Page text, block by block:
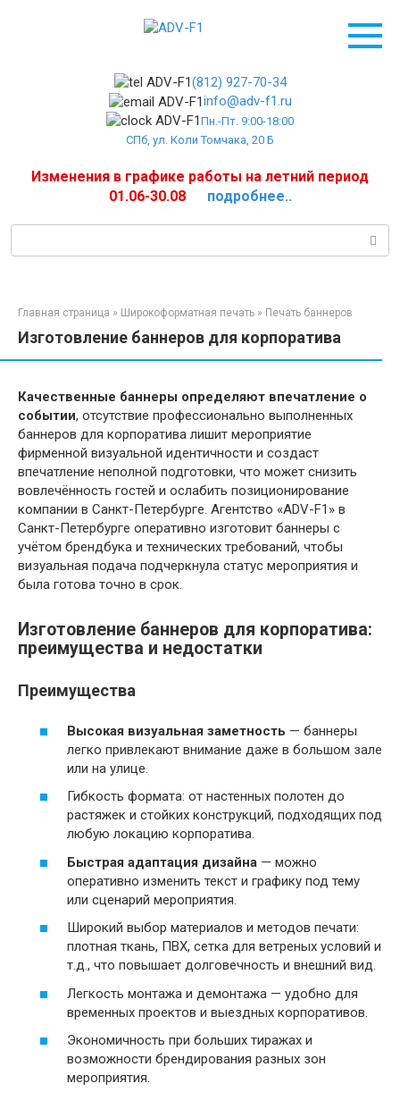
(812) 927-70-34
info@adv-f1.ru
Пн.-Пт. 9:00-18:00
СПб, ул. Коли Томчака, 20 Б
Изменения в графике работы на летний период
01.06-30.08 подробнее..
Поиск:
Главная страница » Широкоформатная печать » Печать баннеров
Изготовление баннеров для корпоратива
Качественные баннеры определяют впечатление о
событии, отсутствие профессионально выполненных
баннеров для корпоратива лишит мероприятие
фирменной визуальной идентичности и создаст
впечатление неполной подготовки, что может снизить
вовлечённость гостей и ослабить позиционирование
компании в Санкт-Петербурге. Агентство «ADV-F1» в
Санкт-Петербурге оперативно изготовит баннеры с
учётом брендбука и технических требований, чтобы
визуальная подача подчеркнула статус мероприятия и
была готова точно в срок.
Изготовление баннеров для корпоратива:
преимущества и недостатки
Преимущества
Высокая визуальная заметность — баннеры
легко привлекают внимание даже в большом зале
или на улице.
Гибкость формата: от настенных полотен до
растяжек и стойких конструкций, подходящих под
любую локацию корпоратива.
Быстрая адаптация дизайна — можно
оперативно изменить текст и графику под тему
или сценарий мероприятия.
Широкий выбор материалов и методов печати:
плотная ткань, ПВХ, сетка для ветреных условий и
т.д., что повышает долговечность и внешний вид.
Легкость монтажа и демонтажа — удобно для
временных проектов и выездных корпоративов.
Экономичность при больших тиражах и
возможности брендирования разных зон
мероприятия.